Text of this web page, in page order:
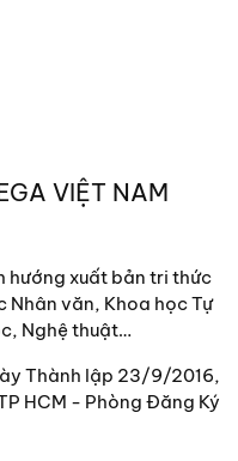
ngày 26 tháng Chạp
(25-7-1413).
2 tháng 7 năm
đến ngày 20 tháng
1-1435).
ngày 9 tháng 2 năm
đến ngày tháng 10
1640).
VIỆT NAM
hướng xuất bản tri thức
Nhân văn, Khoa học Tự
Nghệ thuật…
Thành lập 23/9/2016,
HCM - Phòng Đăng Ký